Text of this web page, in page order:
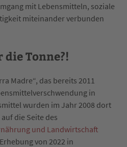
mit Lebensmitteln, soziale
miteinander verbunden
Tonne?!
Madre“, das bereits 2011
in
wurden im Jahr 2008 dort
die Seite des
und Landwirtschaft
von 2022 in